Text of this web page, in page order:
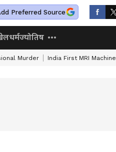
Preferred Source
धर्मज्योतिष
Murder India First MRI Machine